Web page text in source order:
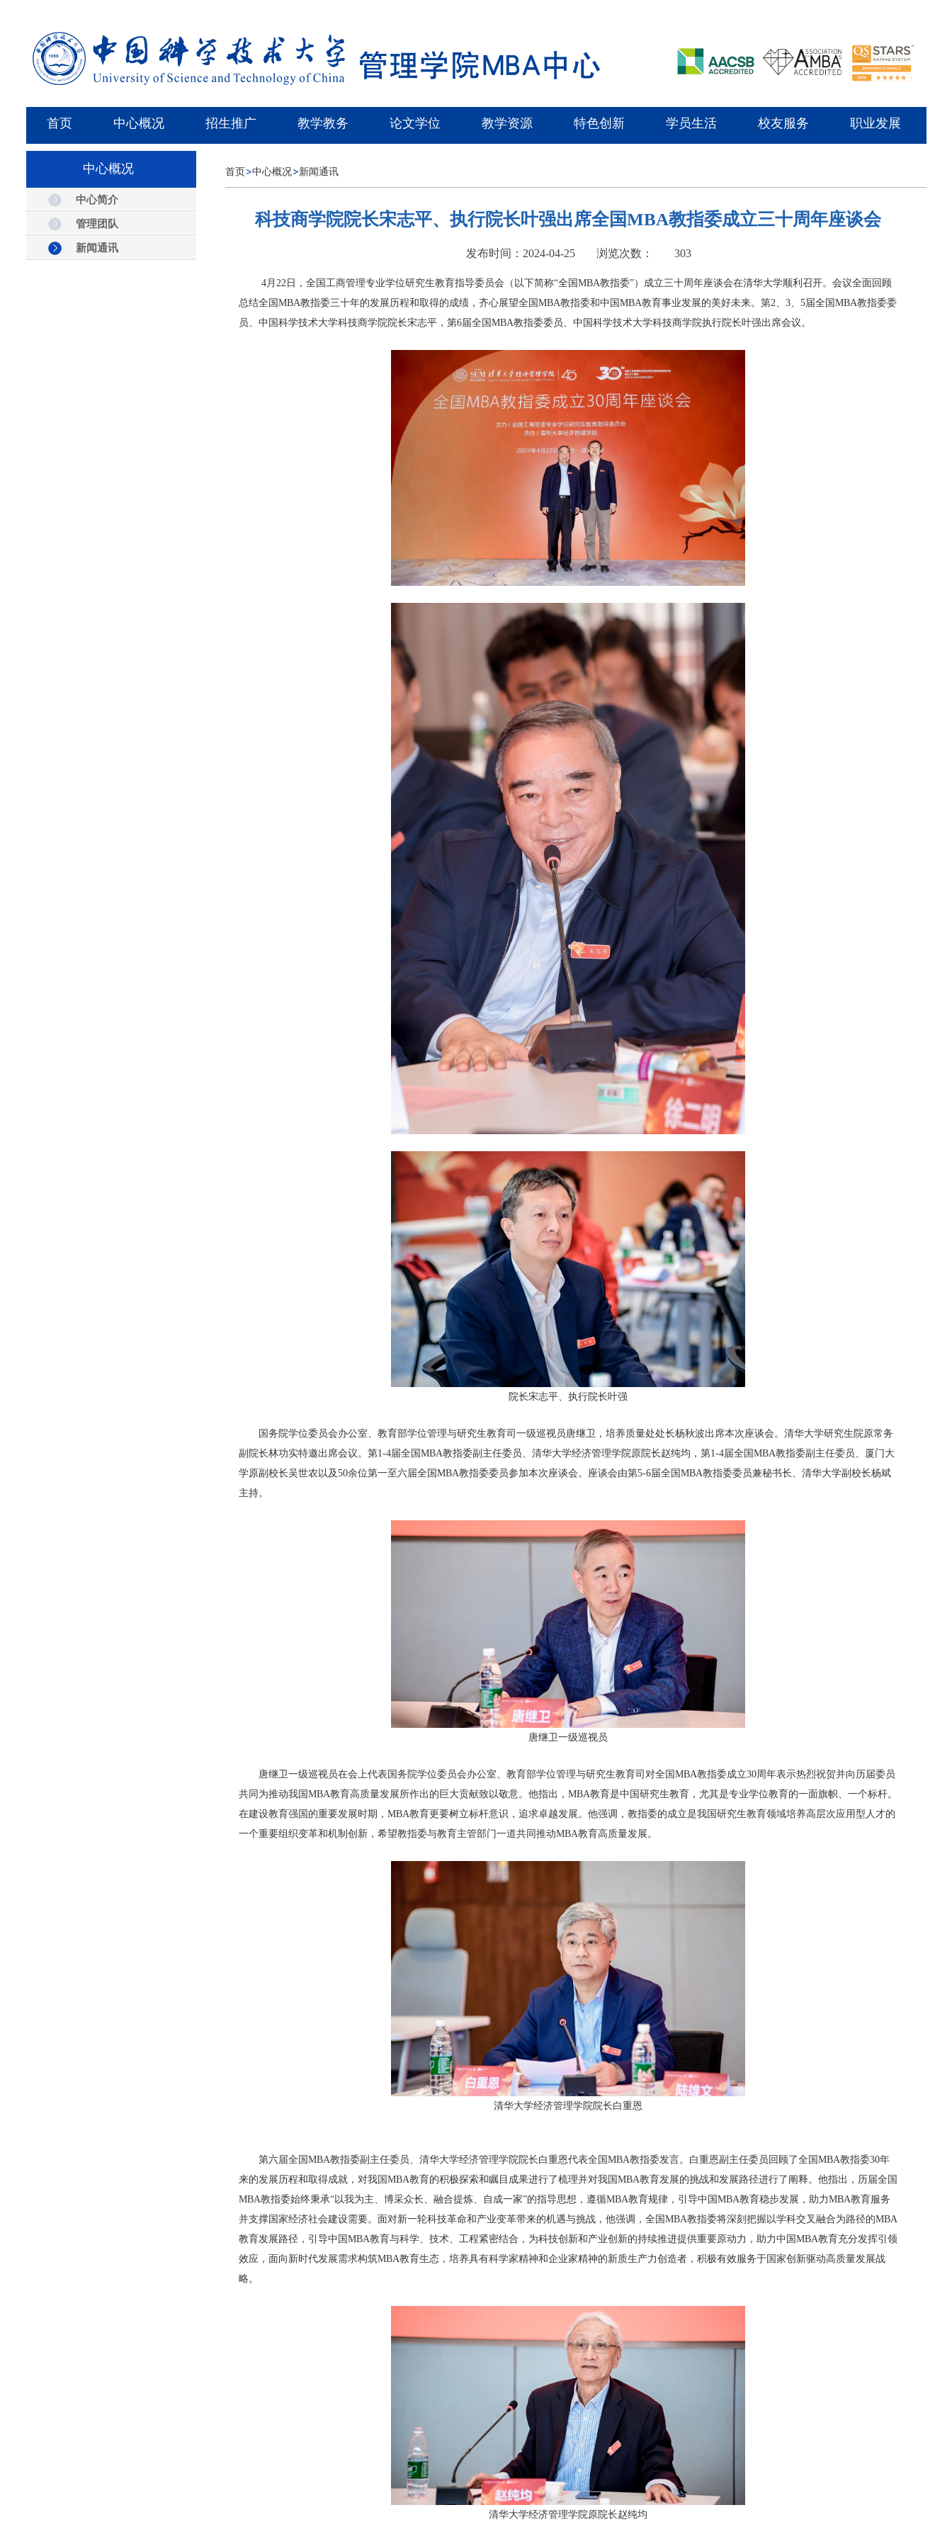
首页 中心概况 招生推广 教学教务 论文学位 教学资源 特色创新 学员生活 校友服务 职业发展
中心概况
中心简介
管理团队
新闻通讯
首页 中心概况 新闻通讯
科技商学院院长宋志平、执行院长叶强出席全国MBA教指委成立三十周年座谈会
发布时间：2024-04-25 浏览次数： 303
4月22日，全国工商管理专业学位研究生教育指导委员会（以下简称“全国MBA教指委”）成立三十周年座谈会在清华大学顺利召开。会议全面回顾
总结全国MBA教指委三十年的发展历程和取得的成绩，齐心展望全国MBA教指委和中国MBA教育事业发展的美好未来。第2、3、5届全国MBA教指委委
员、中国科学技术大学科技商学院院长宋志平，第6届全国MBA教指委委员、中国科学技术大学科技商学院执行院长叶强出席会议。
院长宋志平、执行院长叶强
国务院学位委员会办公室、教育部学位管理与研究生教育司一级巡视员唐继卫，培养质量处处长杨秋波出席本次座谈会。清华大学研究生院原常务
副院长林功实特邀出席会议。第1-4届全国MBA教指委副主任委员、清华大学经济管理学院原院长赵纯均，第1-4届全国MBA教指委副主任委员、厦门大
学原副校长吴世农以及50余位第一至六届全国MBA教指委委员参加本次座谈会。座谈会由第5-6届全国MBA教指委委员兼秘书长、清华大学副校长杨斌
主持。
唐继卫一级巡视员
唐继卫一级巡视员在会上代表国务院学位委员会办公室、教育部学位管理与研究生教育司对全国MBA教指委成立30周年表示热烈祝贺并向历届委员
共同为推动我国MBA教育高质量发展所作出的巨大贡献致以敬意。他指出，MBA教育是中国研究生教育，尤其是专业学位教育的一面旗帜、一个标杆。
在建设教育强国的重要发展时期，MBA教育更要树立标杆意识，追求卓越发展。他强调，教指委的成立是我国研究生教育领域培养高层次应用型人才的
一个重要组织变革和机制创新，希望教指委与教育主管部门一道共同推动MBA教育高质量发展。
清华大学经济管理学院院长白重恩
第六届全国MBA教指委副主任委员、清华大学经济管理学院院长白重恩代表全国MBA教指委发言。白重恩副主任委员回顾了全国MBA教指委30年
来的发展历程和取得成就，对我国MBA教育的积极探索和瞩目成果进行了梳理并对我国MBA教育发展的挑战和发展路径进行了阐释。他指出，历届全国
MBA教指委始终秉承“以我为主、博采众长、融合提炼、自成一家”的指导思想，遵循MBA教育规律，引导中国MBA教育稳步发展，助力MBA教育服务
并支撑国家经济社会建设需要。面对新一轮科技革命和产业变革带来的机遇与挑战，他强调，全国MBA教指委将深刻把握以学科交叉融合为路径的MBA
教育发展路径，引导中国MBA教育与科学、技术、工程紧密结合，为科技创新和产业创新的持续推进提供重要原动力，助力中国MBA教育充分发挥引领
效应，面向新时代发展需求构筑MBA教育生态，培养具有科学家精神和企业家精神的新质生产力创造者，积极有效服务于国家创新驱动高质量发展战
略。
清华大学经济管理学院原院长赵纯均